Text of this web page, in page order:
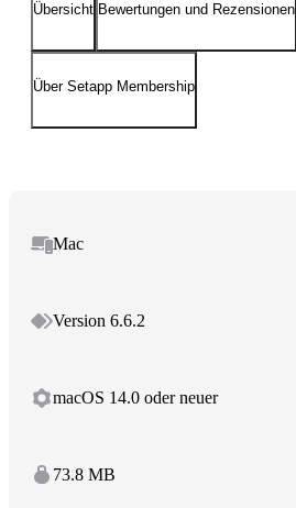
Übersicht Bewertungen und Rezensionen
Über Setapp Membership
Mac
Version 6.6.2
macOS 14.0 oder neuer
73.8 MB